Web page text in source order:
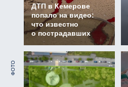
ДТП в Кемерове
попало на видео:
что известно
о пострадавших
ФОТО